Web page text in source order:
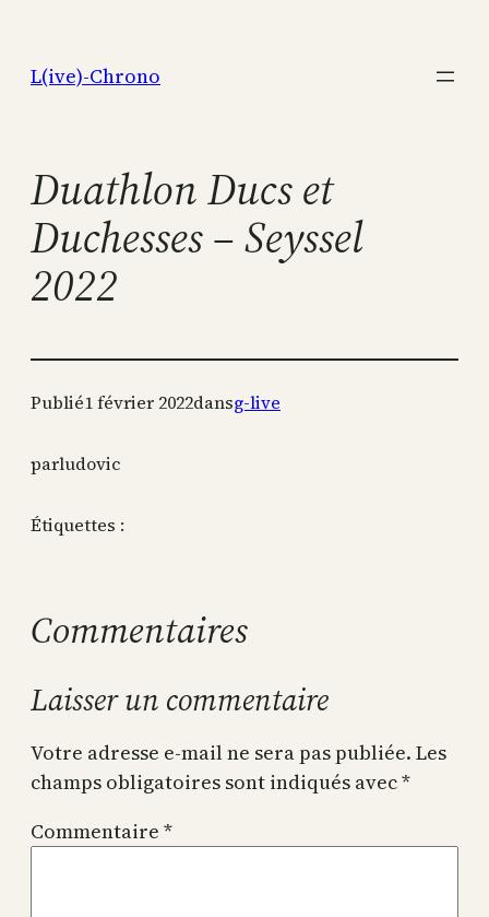
contenu
L(ive)-Chrono
Duathlon Ducs et
Duchesses – Seyssel
2022
Publié1 février 2022dansg-live
parludovic
Étiquettes :
Commentaires
Laisser un commentaire
Votre adresse e-mail ne sera pas publiée. Les
champs obligatoires sont indiqués avec*
Commentaire *